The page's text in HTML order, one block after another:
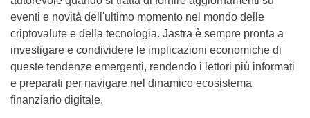
eventi e novità dell'ultimo momento nel mondo delle
criptovalute e della tecnologia. Jastra è sempre pronta a
investigare e condividere le implicazioni economiche di
queste tendenze emergenti, rendendo i lettori più informati
e preparati per navigare nel dinamico ecosistema
finanziario digitale.